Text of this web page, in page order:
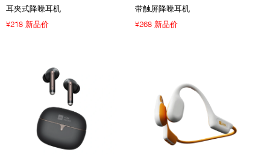
耳夹式降噪耳机
¥218 新品价
带触屏降噪耳机
¥268 新品价